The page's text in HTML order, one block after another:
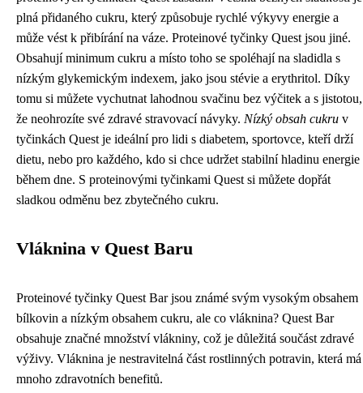
plná přidaného cukru, který způsobuje rychlé výkyvy energie a
může vést k přibírání na váze. Proteinové tyčinky Quest jsou jiné.
Obsahují minimum cukru a místo toho se spoléhají na sladidla s
nízkým glykemickým indexem, jako jsou stévie a erythritol. Díky
tomu si můžete vychutnat lahodnou svačinu bez výčitek a s jistotou,
že neohrozíte své zdravé stravovací návyky. Nízký obsah cukru v
tyčinkách Quest je ideální pro lidi s diabetem, sportovce, kteří drží
dietu, nebo pro každého, kdo si chce udržet stabilní hladinu energie
během dne. S proteinovými tyčinkami Quest si můžete dopřát
sladkou odměnu bez zbytečného cukru.
Vláknina v Quest Baru
Proteinové tyčinky Quest Bar jsou známé svým vysokým obsahem
bílkovin a nízkým obsahem cukru, ale co vláknina? Quest Bar
obsahuje značné množství vlákniny, což je důležitá součást zdravé
výživy. Vláknina je nestravitelná část rostlinných potravin, která má
mnoho zdravotních benefitů.